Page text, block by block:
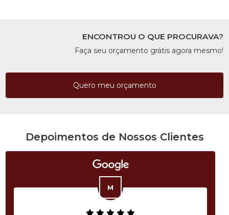
ENCONTROU O QUE PROCURAVA?
Faça seu orçamento grátis agora mesmo!
Quero meu orçamento
Depoimentos de Nossos Clientes